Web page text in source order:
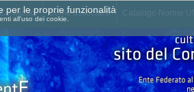
Contattaci Come associarsi
per le proprie funzionalità
all'uso dei cookie.